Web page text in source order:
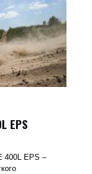
EPS
400L EPS –